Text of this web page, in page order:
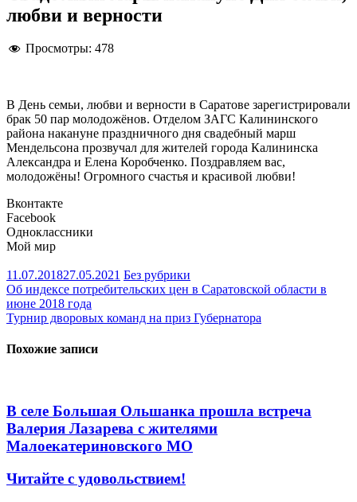
любви и верности
Просмотры: 478
В День семьи, любви и верности в Саратове зарегистрировали
брак 50 пар молодожёнов. Отделом ЗАГС Калининского
района накануне праздничного дня свадебный марш
Мендельсона прозвучал для жителей города Калининска
Александра и Елена Коробченко. Поздравляем вас,
молодожёны! Огромного счастья и красивой любви!
Вконтакте
Facebook
Одноклассники
Мой мир
11.07.201827.05.2021 Без рубрики
Навигация
по
Об индексе потребительских цен в Саратовской области в
июне 2018 года
Турнир дворовых команд на приз Губернатора
Похожие записи
В селе Большая Ольшанка прошла встреча
Валерия Лазарева с жителями
Малоекатериновского МО
Читайте с удовольствием!